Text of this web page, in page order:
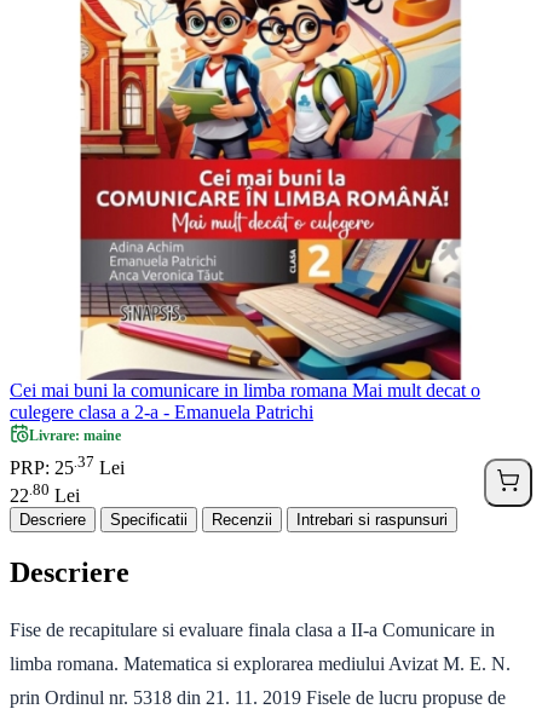
Cei mai buni la comunicare in limba romana Mai mult decat o
culegere clasa a 2-a - Emanuela Patrichi
Livrare: maine
PRP: 25 37 Lei
22 80 Lei
Descriere Specificatii Recenzii Intrebari si raspunsuri
Descriere
Fise de recapitulare si evaluare finala clasa a II-a Comunicare in
limba romana. Matematica si explorarea mediului Avizat M. E. N.
prin Ordinul nr. 5318 din 21. 11. 2019 Fisele de lucru propuse de